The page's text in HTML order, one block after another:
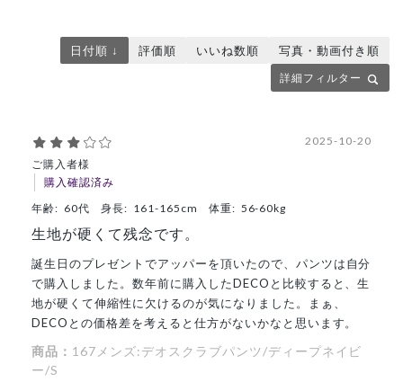
詳細フィルター
日付順 ↓ 評価順 いいね数順 写真・動画付き順
ご購入者様
購入確認済み
2025-10-20
年齢: 60代 身長: 161-165cm 体重: 56-60kg
生地が硬くて残念です。
誕生日のプレゼントでアッパーを頂いたので、パンツは自分
で購入しました。数年前に購入したDECOと比較すると、生
地が硬くて伸縮性に欠けるのが気になりました。まぁ、
DECOとの価格差を考えると仕方がないかなと思います。
商品： 167メンズ:デオスクラブパンツ/ディープネイビ
ー/S